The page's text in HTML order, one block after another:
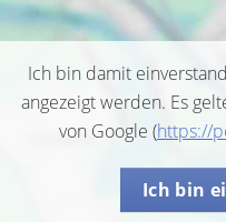
Ich bin damit
angezeigt werden. Es
von Google (https://
Ich bin